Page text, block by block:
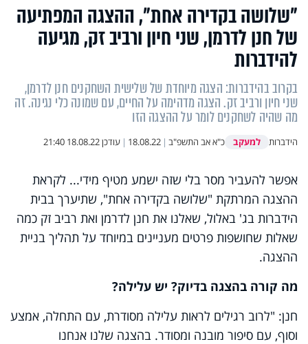
"שלושה בקדירה אחת", ההצגה המפתיעה
של חנן לדרמן, שני חיון ורביב זק, מגיעה
להידברות
בקרוב בהידברות: הצגה מיוחדת של שלישית השחקנים חנן לדרמן,
שני חיון ורביב זק. הצגה מדהימה על החיים, עם שמונה כלי נגינה. זה
מה שהיה לשחקנים לומר על ההצגה הזו
הידברות למעקב כ"א אב התשפ"ב |
18.08.22
| עודכן18.08.22 21:40
אפשר להעביר מסר בלי שזה ישמע מטיף מידי... לקראת
ההצגה המרתקת "שלושה בקדירה אחת", שתיערך בבית
הידברות בג' באלול, שאלנו את חנן לדרמן ואת רביב זק כמה
שאלות שחושפות פרטים מעניינים במיוחד על תהליך בניית
ההצגה.
מה קורה בהצגה בדיוק? יש עלילה?
חנן: "לרוב רגילים לראות עלילה מסודרת, עם התחלה, אמצע
וסוף, עם סיפור מובנה ומסודר. בהצגה שלנו אנחנו